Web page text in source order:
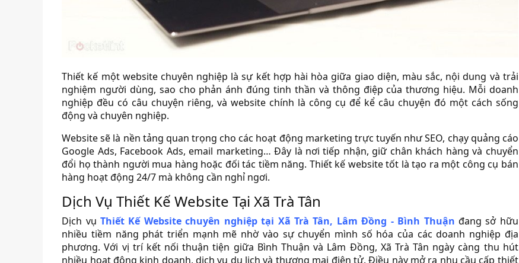
Thiết kế một website chuyên nghiệp là sự kết hợp hài hòa giữa giao diện, màu sắc, nội dung và trải
nghiệm người dùng, sao cho phản ánh đúng tinh thần và thông điệp của thương hiệu. Mỗi doanh
nghiệp đều có câu chuyện riêng, và website chính là công cụ để kể câu chuyện đó một cách sống
động và chuyên nghiệp.
Website sẽ là nền tảng quan trọng cho các hoạt động marketing trực tuyến như SEO, chạy quảng cáo
Google Ads, Facebook Ads, email marketing… Đây là nơi tiếp nhận, giữ chân khách hàng và chuyển
đổi họ thành người mua hàng hoặc đối tác tiềm năng. Thiết kế website tốt là tạo ra một công cụ bán
hàng hoạt động 24/7 mà không cần nghỉ ngơi.
Dịch Vụ Thiết Kế Website Tại Xã Trà Tân
Dịch vụThiết Kế Website chuyên nghiệp tại Xã Trà Tân, Lâm Đồng - Bình Thuận đang sở hữu
nhiều tiềm năng phát triển mạnh mẽ nhờ vào sự chuyển mình số hóa của các doanh nghiệp địa
phương. Với vị trí kết nối thuận tiện giữa Bình Thuận và Lâm Đồng, Xã Trà Tân ngày càng thu hút
nhiều hoạt động kinh doanh, dịch vụ du lịch và thương mại điện tử. Điều này mở ra nhu cầu cấp thiết